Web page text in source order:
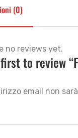
(0)
no reviews yet.
to review
email non